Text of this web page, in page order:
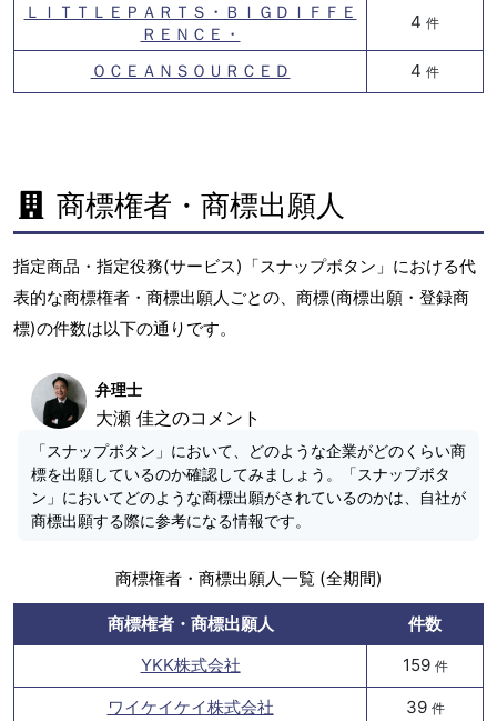
ＬＩＴＴＬＥＰＡＲＴＳ・ＢＩＧＤＩＦＦＥ
ＲＥＮＣＥ・
4 件
ＯＣＥＡＮＳＯＵＲＣＥＤ 4 件
商標権者・商標出願人
指定商品・指定役務(サービス)「スナップボタン」における代
表的な商標権者・商標出願人ごとの、商標(商標出願・登録商
標)の件数は以下の通りです。
弁理士
大瀬 佳之のコメント
「スナップボタン」において、どのような企業がどのくらい商
標を出願しているのか確認してみましょう。「スナップボタ
ン」においてどのような商標出願がされているのかは、自社が
商標出願する際に参考になる情報です。
商標権者・商標出願人一覧 (全期間)
商標権者・商標出願人
件数
YKK株式会社
159 件
ワイケイケイ株式会社 39 件